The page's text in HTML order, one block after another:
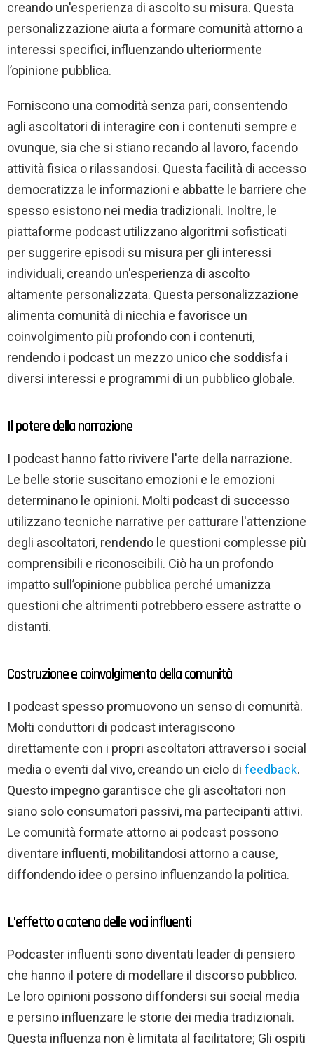
creando un'esperienza di ascolto su misura. Questa
personalizzazione aiuta a formare comunità attorno a
interessi specifici, influenzando ulteriormente
l’opinione pubblica.
Forniscono una comodità senza pari, consentendo
agli ascoltatori di interagire con i contenuti sempre e
ovunque, sia che si stiano recando al lavoro, facendo
attività fisica o rilassandosi. Questa facilità di accesso
democratizza le informazioni e abbatte le barriere che
spesso esistono nei media tradizionali. Inoltre, le
piattaforme podcast utilizzano algoritmi sofisticati
per suggerire episodi su misura per gli interessi
individuali, creando un'esperienza di ascolto
altamente personalizzata. Questa personalizzazione
alimenta comunità di nicchia e favorisce un
coinvolgimento più profondo con i contenuti,
rendendo i podcast un mezzo unico che soddisfa i
diversi interessi e programmi di un pubblico globale.
Il potere della narrazione
I podcast hanno fatto rivivere l'arte della narrazione.
Le belle storie suscitano emozioni e le emozioni
determinano le opinioni. Molti podcast di successo
utilizzano tecniche narrative per catturare l'attenzione
degli ascoltatori, rendendo le questioni complesse più
comprensibili e riconoscibili. Ciò ha un profondo
impatto sull’opinione pubblica perché umanizza
questioni che altrimenti potrebbero essere astratte o
distanti.
Costruzione e coinvolgimento della comunità
I podcast spesso promuovono un senso di comunità.
Molti conduttori di podcast interagiscono
direttamente con i propri ascoltatori attraverso i social
media o eventi dal vivo, creando un ciclo di feedback.
Questo impegno garantisce che gli ascoltatori non
siano solo consumatori passivi, ma partecipanti attivi.
Le comunità formate attorno ai podcast possono
diventare influenti, mobilitandosi attorno a cause,
diffondendo idee o persino influenzando la politica.
L’effetto a catena delle voci influenti
Podcaster influenti sono diventati leader di pensiero
che hanno il potere di modellare il discorso pubblico.
Le loro opinioni possono diffondersi sui social media
e persino influenzare le storie dei media tradizionali.
Questa influenza non è limitata al facilitatore; Gli ospiti